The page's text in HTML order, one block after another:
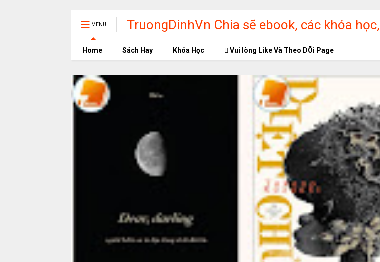
MENU
TruongDinhVn Chia sẽ ebook, các khóa học,
phần mềm học tập miễn phí
Home Sách Hay Khóa Học Vui lòng Like Và Theo DÕi Page